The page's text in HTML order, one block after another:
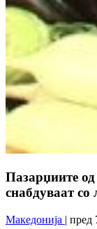
Пазарџиите од
снабдуваат со
Македонија | пред